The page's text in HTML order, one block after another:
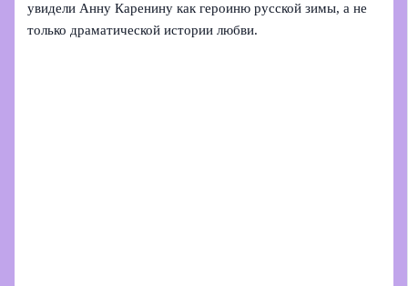
увидели Анну Каренину как героиню русской зимы, а не
только драматической истории любви.